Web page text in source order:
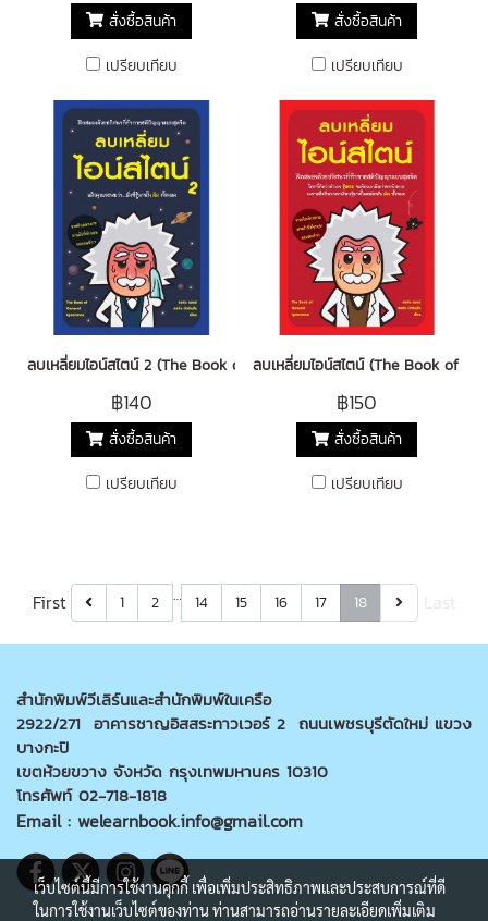
สั่งซื้อสินค้า
เปรียบเทียบ
สั่งซื้อสินค้า
เปรียบเทียบ
ลบเหลี่ยมไอน์สไตน์ 2 (The Book of General Ignorance)
฿140
สั่งซื้อสินค้า
เปรียบเทียบ
ลบเหลี่ยมไอน์สไตน์ (The Book of
฿150
สั่งซื้อสินค้า
เปรียบเทียบ
First 1 2 … 14 15 16 17 18
สำนักพิมพ์วีเลิร์นและสำนักพิมพ์ในเครือ
2922/271 อาคารชาญอิสสระทาวเวอร์ 2 ถนนเพชรบุรีตัดใหม่ แขวง
บางกะปิ
เขตห้วยขวาง จังหวัด กรุงเทพมหานคร 10310
โทรศัพท์ 02-718-1818
Email : welearnbook.info@gmail.com
เว็บไซต์นี้มีการใช้งานคุกกี้ เพื่อเพิ่มประสิทธิภาพและประสบการณ์ที่ดี
ในการใช้งานเว็บไซต์ของท่าน ท่านสามารถอ่านรายละเอียดเพิ่มเติม